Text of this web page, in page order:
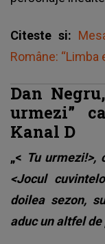
Citeste si:
Române:
Dan
urmezi”
Kanal D
„< Tu urmezi!>,
<Jocul
doilea sezon,
aduc un altfel